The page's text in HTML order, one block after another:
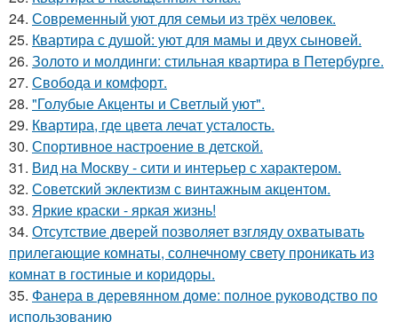
24. Современный уют для семьи из трёх человек.
25. Квартира с душой: уют для мамы и двух сыновей.
26. Золото и молдинги: стильная квартира в Петербурге.
27. Свобода и комфорт.
28. "Голубые Акценты и Светлый уют".
29. Квартира, где цвета лечат усталость.
30. Спортивное настроение в детской.
31. Вид на Москву - сити и интерьер с характером.
32. Советский эклектизм с винтажным акцентом.
33. Яркие краски - яркая жизнь!
34. Отсутствие дверей позволяет взгляду охватывать
прилегающие комнаты, солнечному свету проникать из
комнат в гостиные и коридоры.
35. Фанера в деревянном доме: полное руководство по
использованию